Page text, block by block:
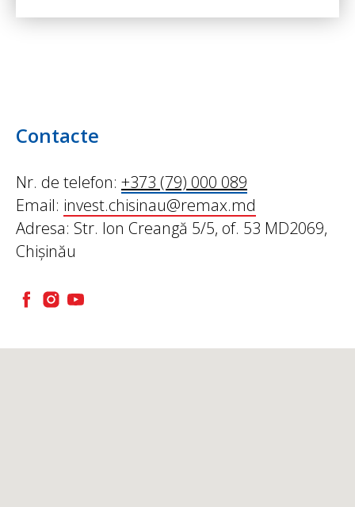
Contacte
Nr. de telefon: +373 (79) 000 089
Email: invest.chisinau@remax.md
Adresa: Str. Ion Creangă 5/5, of. 53 MD2069,
Chișinău